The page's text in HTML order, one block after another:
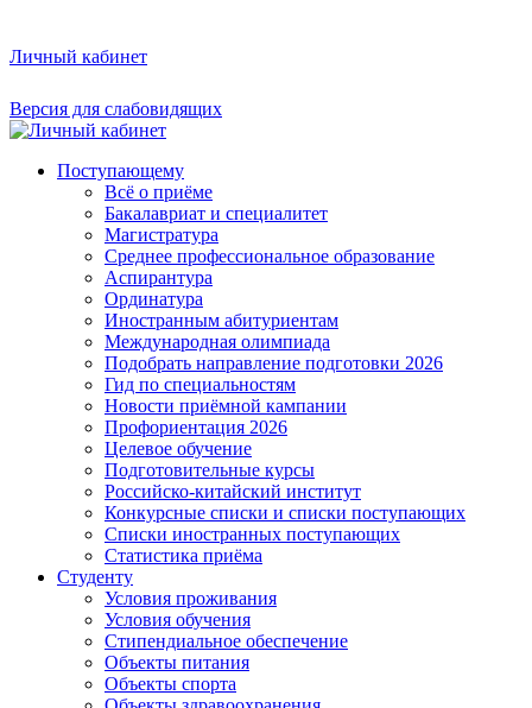
Личный кабинет
Версия для слабовидящих
Поступающему
Всё о приёме
Бакалавриат и специалитет
Магистратура
Среднее профессиональное образование
Аспирантура
Ординатура
Иностранным абитуриентам
Международная олимпиада
Подобрать направление подготовки 2026
Гид по специальностям
Новости приёмной кампании
Профориентация 2026
Целевое обучение
Подготовительные курсы
Российско-китайский институт
Конкурсные списки и списки поступающих
Списки иностранных поступающих
Статистика приёма
Студенту
Условия проживания
Условия обучения
Стипендиальное обеспечение
Объекты питания
Объекты спорта